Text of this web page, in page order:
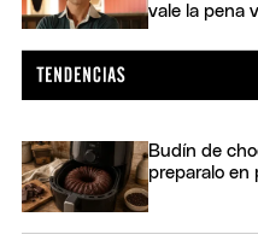
vale la pena
Budín de
preparalo en